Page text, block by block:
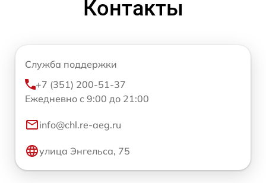
Контакты
Служба поддержки
+7 (351) 200-51-37
Ежедневно с 9:00 до 21:00
info@chl.re-aeg.ru
улица Энгельса, 75